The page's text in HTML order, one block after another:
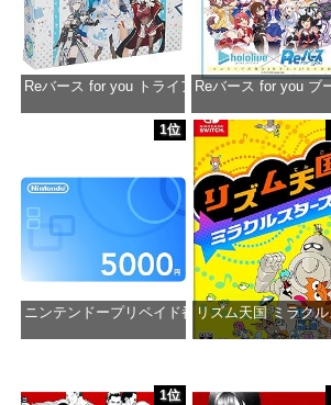
Reバース for you トライアルデッキ ホロライ
価格：¥1,650
Reバース for you ブ
価格：
1位
ニンテンドープリペイド番号 5000円|オンライ
リズム天国 ミラク
1位